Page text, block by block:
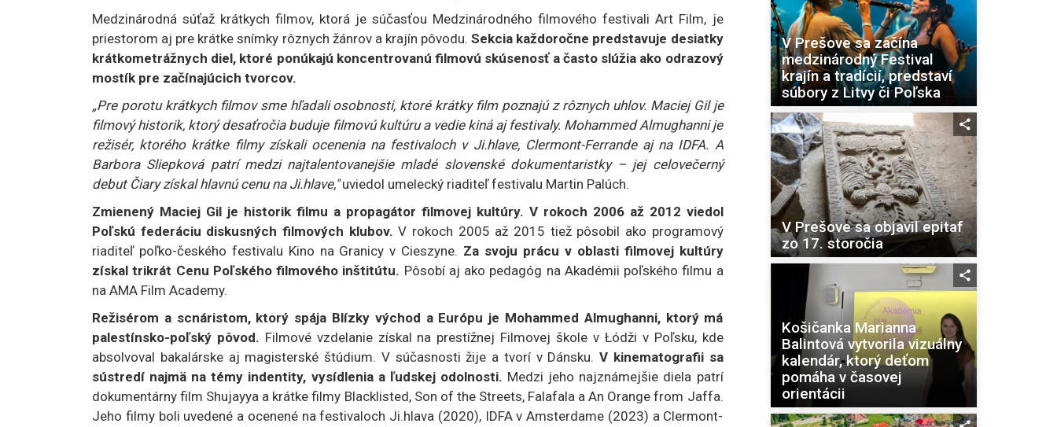
Medzinárodná súťaž krátkych filmov, ktorá je súčasťou Medzinárodného filmového festivali Art Film, je
priestorom aj pre krátke snímky rôznych žánrov a krajín pôvodu.Sekcia každoročne predstavuje desiatky
krátkometrážnych diel, ktoré ponúkajú koncentrovanú filmovú skúsenosť a často slúžia ako odrazový
mostík pre začínajúcich tvorcov.
„Pre porotu krátkych filmov sme hľadali osobnosti, ktoré krátky film poznajú z rôznych uhlov. Maciej Gil je
filmový historik, ktorý desaťročia buduje filmovú kultúru a vedie kiná aj festivaly. Mohammed Almughanni je
režisér, ktorého krátke filmy získali ocenenia na festivaloch v Ji.hlave, Clermont-Ferrande aj na IDFA. A
Barbora Sliepková patrí medzi najtalentovanejšie mladé slovenské dokumentaristky – jej celovečerný
debut Čiary získal hlavnú cenu na Ji.hlave,"uviedol umelecký riaditeľ festivalu Martin Palúch.
Zmienený Maciej Gil je historik filmu a propagátor filmovej kultúry. V rokoch 2006 až 2012 viedol
Poľskú federáciu diskusných filmových klubov. V rokoch 2005 až 2015 tiež pôsobil ako programový
riaditeľ poľko-českého festivalu Kino na Granicy v Cieszyne. Za svoju prácu v oblasti filmovej kultúry
získal trikrát Cenu Poľského filmového inštitútu. Pôsobí aj ako pedagóg na Akadémii poľského filmu a
na AMA Film Academy.
Režisérom a scnáristom, ktorý spája Blízky východ a Európu je Mohammed Almughanni, ktorý má
palestínsko-poľský pôvod. Filmové vzdelanie získal na prestížnej Filmovej škole v Łódži v Poľsku, kde
absolvoval bakalárske aj magisterské štúdium. V súčasnosti žije a tvorí v Dánsku. V kinematografii sa
sústredí najmä na témy indentity, vysídlenia a ľudskej odolnosti. Medzi jeho najznámejšie diela patrí
dokumentárny film Shujayya a krátke filmy Blacklisted, Son of the Streets, Falafala a An Orange from Jaffa.
Jeho filmy boli uvedené a ocenené na festivaloch Ji.hlava (2020), IDFA v Amsterdame (2023) a Clermont-
V Prešove sa začína
medzinárodný Festival
krajín a tradícií, predstaví
súbory z Litvy či Poľska
V Prešove sa objavil epitaf
zo 17. storočia
Košičanka Marianna
Balintová vytvorila vizuálny
kalendár, ktorý deťom
pomáha v časovej
orientácii